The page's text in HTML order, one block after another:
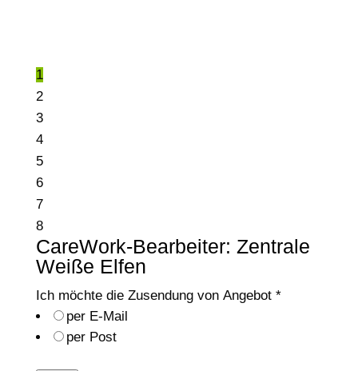
1
2
3
4
5
6
7
8
CareWork-Bearbeiter: Zentrale
Weiße Elfen
Ich möchte die Zusendung von Angebot *
per E-Mail
per Post